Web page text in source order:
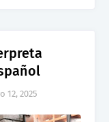
12, 2025